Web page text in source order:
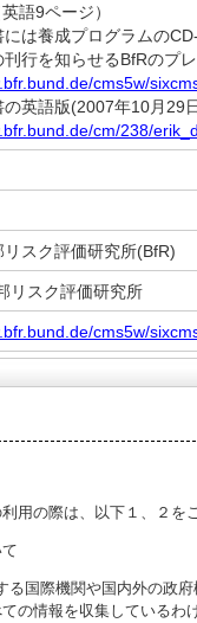
語9ページ）
は養成プログラムの
行を知らせるBfRのプ
cms5w/
英語版(2007年10月29
cm/238/
リスク評価研究所(BfR)
リスク評価研究所
cms5w/
用の際は、以下１、２を
国際機関や国内外の政
の情報を収集しているわ